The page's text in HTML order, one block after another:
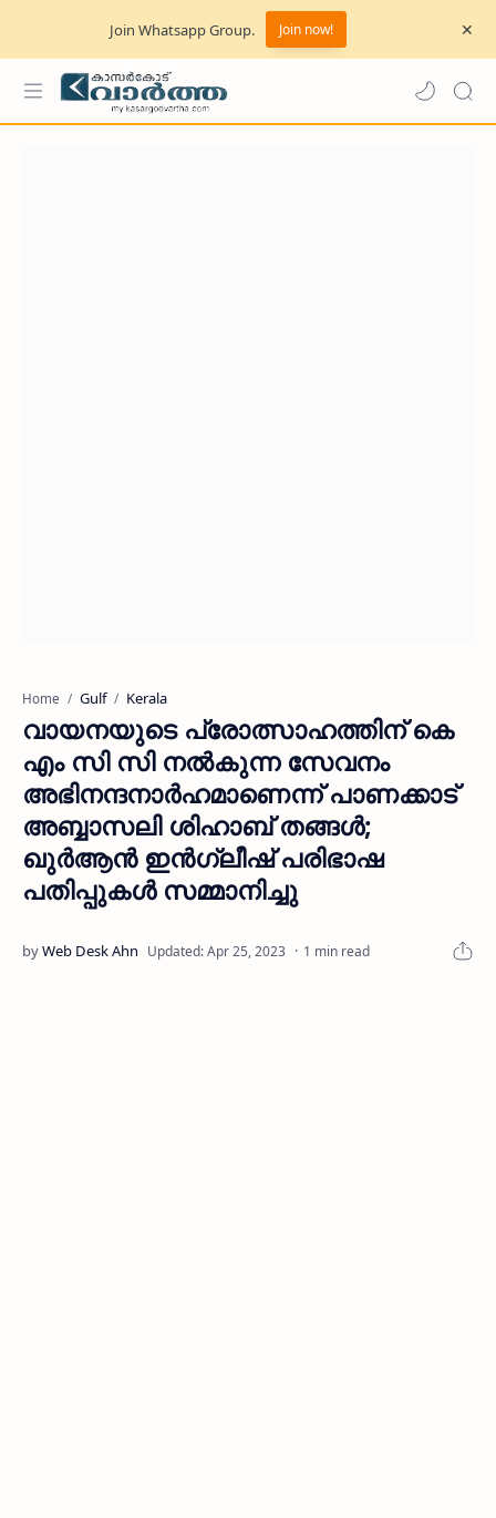
Join Whatsapp Group. Join now!
Home Gulf Kerala
വായനയുടെ പ്രോത്സാഹത്തിന് കെ
എം സി സി നല്‍കുന്ന സേവനം
അഭിനന്ദനാര്‍ഹമാണെന്ന് പാണക്കാട്
അബ്ബാസലി ശിഹാബ് തങ്ങള്‍;
ഖുര്‍ആന്‍ ഇന്‍ഗ്ലീഷ് പരിഭാഷ
പതിപ്പുകള്‍ സമ്മാനിച്ചു
1 min read